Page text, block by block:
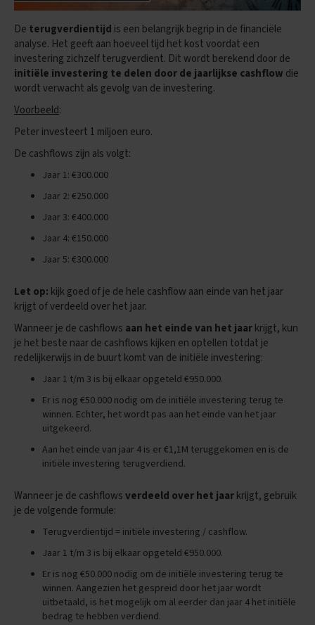
s
O
e
f
e
n
x
m
e
s
W
e
x
a
m
n
i
p
s
O
e
e
n
x
m
e
n
s
De terugverdientijd is een belangrijk begrip in de financiële
analyse. Het geeft aan hoeveel tijd het kost voordat een
investering zichzelf terugverdient. Dit wordt berekend door de
initiële investering te delen door de jaarlijkse cashflow die
wordt verwacht als gevolg van de investering.
Voorbeeld:
Peter investeert 1 miljoen euro.
De cashflows zijn als volgt:
Jaar 1: €300.000
Jaar 2: €250.000
Jaar 3: €400.000
Jaar 4: €150.000
Jaar 5: €300.000
Let op: kijk goed of je de hele cashflow aan einde van het jaar
krijgt of verdeeld over het jaar.
Wanneer je de cashflows aan het einde van het jaarkrijgt, kun
je het beste naar de cashflows kijken en optellen totdat je
redelijkerwijs in de buurt komt van de initiële investering:
Jaar 1 t/m 3 is bij elkaar opgeteld €950.000.
Er is nog €50.000 nodig om de initiële investering terug te
winnen. Echter, het wordt pas aan het einde van het jaar
uitgekeerd.
Aan het einde van jaar 4 is er €1,1M teruggekomen en is de
initiële investering terugverdiend.
Wanneer je de cashflowsverdeeld over het jaarkrijgt, gebruik
je de volgende formule:
Terugverdientijd = initiële investering / cashflow.
Jaar 1 t/m 3 is bij elkaar opgeteld €950.000.
Er is nog €50.000 nodig om de initiële investering terug te
winnen. Aangezien het gespreid door het jaar wordt
uitbetaald, is het mogelijk om al eerder dan jaar 4 het initiële
bedrag te hebben verdiend.